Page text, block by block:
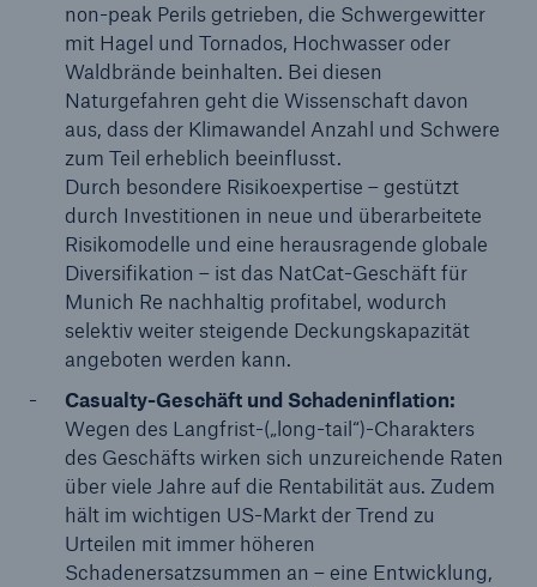
non-peak Perils getrieben, die Schwergewitter
mit Hagel und Tornados, Hochwasser oder
Waldbrände beinhalten. Bei diesen
Naturgefahren geht die Wissenschaft davon
aus, dass der Klimawandel Anzahl und Schwere
zum Teil erheblich beeinflusst.
Durch besondere Risikoexpertise – gestützt
durch Investitionen in neue und überarbeitete
Risikomodelle und eine herausragende globale
Diversifikation – ist das NatCat-Geschäft für
Munich Re nachhaltig profitabel, wodurch
selektiv weiter steigende Deckungskapazität
angeboten werden kann.
Casualty-Geschäft und Schadeninflation:
Wegen des Langfrist-(„long-tail“)-Charakters
des Geschäfts wirken sich unzureichende Raten
über viele Jahre auf die Rentabilität aus. Zudem
hält im wichtigen US-Markt der Trend zu
Urteilen mit immer höheren
Schadenersatzsummen an – eine Entwicklung,
Munich Re kündigt für 2025 ein Gewinnziel von 6
Mrd. € an
Quartalsmitteilung 3/2024
Munich Re erzielt Quartalsergebnis von 0,9 Mrd.
Nachfrage in Europa steigt – Munich Re bleibt
diszipliniert und expandiert weiter
Volatile Schadentrends, komplexe Risiken:
Risikoadäquate Konditionen für Munich Re im
Mittelpunkt
Munich Re erzielt Halbjahresgewinn von 3.763
Mio. €
Naturkatastrophen im ersten Halbjahr 2024
Quartalsmitteilung 1/2024